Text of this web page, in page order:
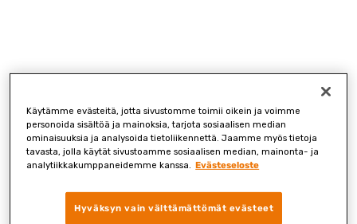
Käytämme evästeitä, jotta sivustomme toimii oikein ja voimme
personoida sisältöä ja mainoksia, tarjota sosiaalisen median
ominaisuuksia ja analysoida tietoliikennettä. Jaamme myös tietoja
tavasta, jolla käytät sivustoamme sosiaalisen median, mainonta- ja
analytiikkakumppaneidemme kanssa. Evästeseloste
Hyväksyn vain välttämättömät evästeet